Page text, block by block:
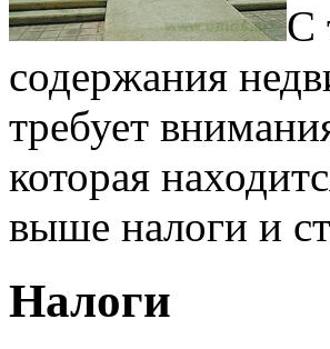
С
содержания
требует
которая
выше налоги и
Налоги